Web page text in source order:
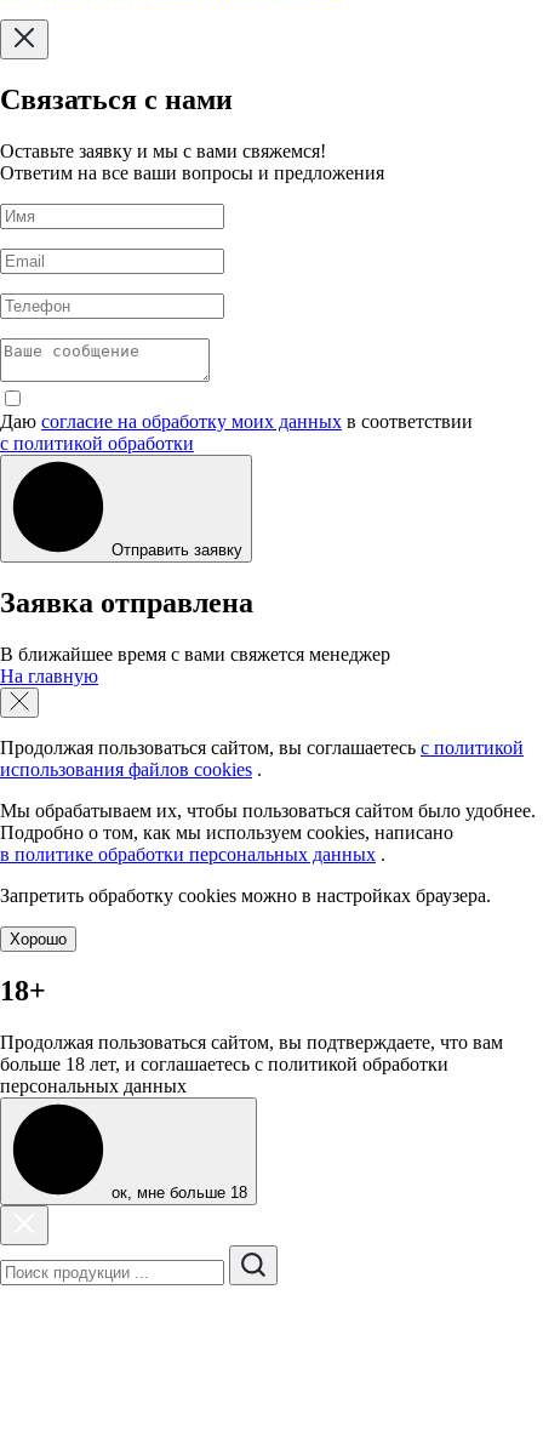
Связаться с нами
Оставьте заявку и мы с вами свяжемся!
Ответим на все ваши вопросы и предложения
Даю согласие на обработку моих данных в соответствии
с политикой обработки
Отправить заявку
Заявка отправлена
В ближайшее время с вами свяжется менеджер
На главную
Продолжая пользоваться сайтом, вы соглашаетесь с политикой
использования файлов cookies .
Мы обрабатываем их, чтобы пользоваться сайтом было удобнее.
Подробно о том, как мы используем cookies, написано
в политике обработки персональных данных .
Запретить обработку сookies можно в настройках браузера.
Хорошо
18+
Продолжая пользоваться сайтом, вы подтверждаете, что вам
больше 18 лет, и соглашаетесь с политикой обработки
персональных данных
ок, мне больше 18